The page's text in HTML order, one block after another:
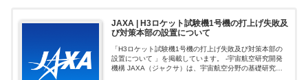
JAXA | H3ロケット試験機1号機の打上げ失敗及
び対策本部の設置について
「H3ロケット試験機1号機の打上げ失敗及び対策本部の
設置について 」を掲載しています。 -宇宙航空研究開発
機構 JAXA（ジャクサ）は、宇宙航空分野の基礎研究か